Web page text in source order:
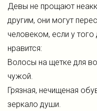
Девы не прощают
другим, они могут
человеком, если у
нравится:
Волосы на щетке для
чужой.
Грязная, нечищеная
зеркало души.